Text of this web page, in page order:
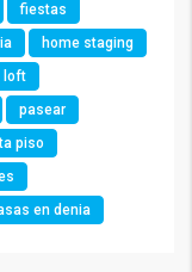
fiestas
home staging
loft
pasear
piso
en denia